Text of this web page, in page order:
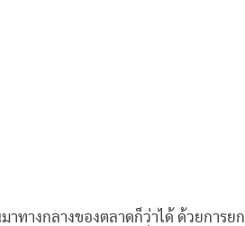
าทางกลางของตลาดก็ว่าได้ ด้วยการยก